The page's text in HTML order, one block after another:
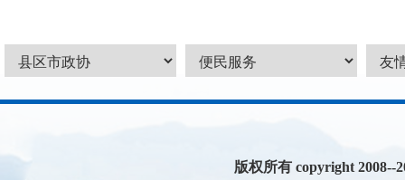
版权所有 copyright 2008--